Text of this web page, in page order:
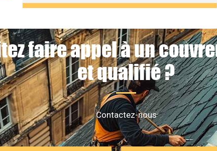
faire appel à un
et qualifié ?
Contactez-nous